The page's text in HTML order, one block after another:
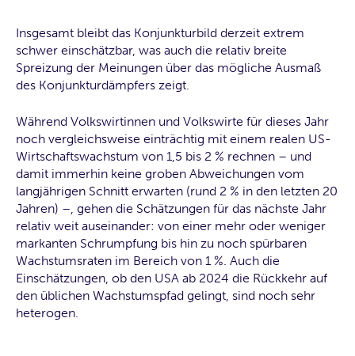
Insgesamt bleibt das Konjunkturbild derzeit extrem
schwer einschätzbar, was auch die relativ breite
Spreizung der Meinungen über das mögliche Ausmaß
des Konjunkturdämpfers zeigt.
Während Volkswirtinnen und Volkswirte für dieses Jahr
noch vergleichsweise einträchtig mit einem realen US-
Wirtschaftswachstum von 1,5 bis 2 % rechnen – und
damit immerhin keine groben Abweichungen vom
langjährigen Schnitt erwarten (rund 2 % in den letzten 20
Jahren) –, gehen die Schätzungen für das nächste Jahr
relativ weit auseinander: von einer mehr oder weniger
markanten Schrumpfung bis hin zu noch spürbaren
Wachstumsraten im Bereich von 1 %. Auch die
Einschätzungen, ob den USA ab 2024 die Rückkehr auf
den üblichen Wachstumspfad gelingt, sind noch sehr
heterogen.